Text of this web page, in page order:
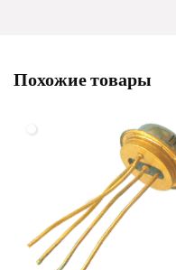
Похожие товары